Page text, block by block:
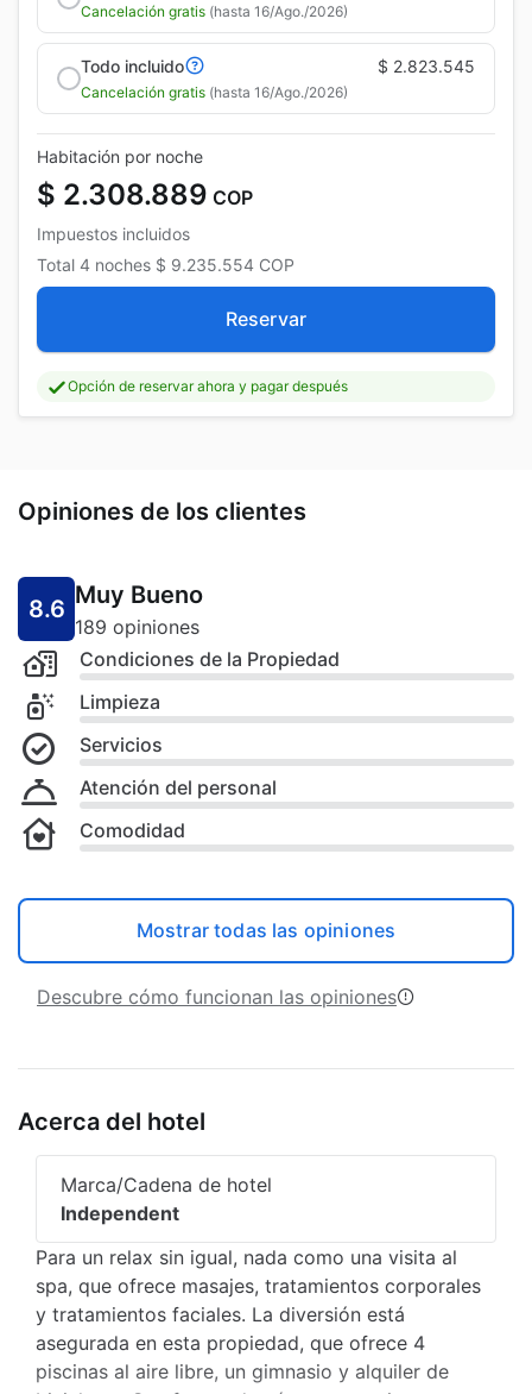
Cancelación gratis (hasta 16/Ago./2026)
Todo incluido $ 2.823.545
Cancelación gratis (hasta 16/Ago./2026)
Habitación por noche
$ 2.308.889 COP
Impuestos incluidos
Total 4 noches $ 9.235.554 COP
Reservar
Opción de reservar ahora y pagar después
Opiniones de los clientes
8.6 Muy Bueno
189 opiniones
Condiciones de la Propiedad
Limpieza
Servicios
Atención del personal
Comodidad
Mostrar todas las opiniones
Descubre cómo funcionan las opiniones
Acerca del hotel
Marca/Cadena de hotel
Independent
Para un relax sin igual, nada como una visita al
spa, que ofrece masajes, tratamientos corporales
y tratamientos faciales. La diversión está
asegurada en esta propiedad, que ofrece 4
piscinas al aire libre, un gimnasio y alquiler de